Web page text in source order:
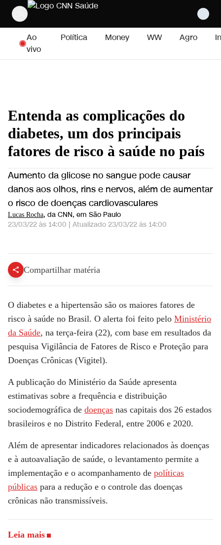
Pular para o conteúdo
Ao
vivo
Política Money WW Agro
Entenda as complicações do
diabetes, um dos principais
fatores de risco à saúde no país
Aumento da glicose no sangue pode causar
danos aos olhos, rins e nervos, além de aumentar
o risco de doenças cardiovasculares
Lucas Rocha, da CNN, em São Paulo
23/03/22 às 14:00 | Atualizado 23/03/22 às 14:00
Entenda as complicações do diabetes, grande fator de risco à saúde humana - Correspondente Médico
Compartilhar matéria
O diabetes e a hipertensão são os maiores fatores de
risco à saúde no Brasil. O alerta foi feito pelo Ministério
da Saúde, na terça-feira (22), com base em resultados da
pesquisa Vigilância de Fatores de Risco e Proteção para
Doenças Crônicas (Vigitel).
A publicação do Ministério da Saúde apresenta
estimativas sobre a frequência e distribuição
sociodemográfica de doenças nas capitais dos 26 estados
brasileiros e no Distrito Federal, entre 2006 e 2020.
Além de apresentar indicadores relacionados às doenças
e à autoavaliação de saúde, o levantamento permite a
implementação e o acompanhamento de políticas
públicas para a redução e o controle das doenças
crônicas não transmissíveis.
Leia mais